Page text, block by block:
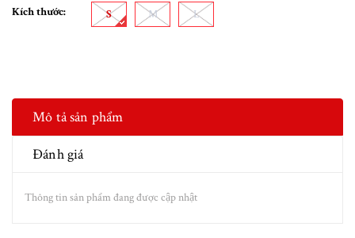
Kích thước: S M L
Mô tả sản phẩm
Đánh giá
Thông tin sản phẩm đang được cập nhật